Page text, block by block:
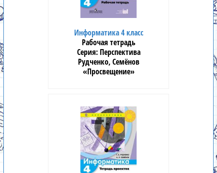
Информатика 4 класс
Рабочая тетрадь
Перспектива
Рудченко, Семёнов
«Просвещение»